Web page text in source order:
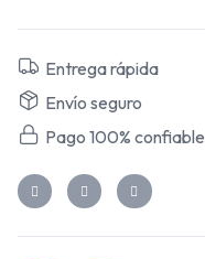
Entrega rápida
Envío seguro
Pago 100% confiable